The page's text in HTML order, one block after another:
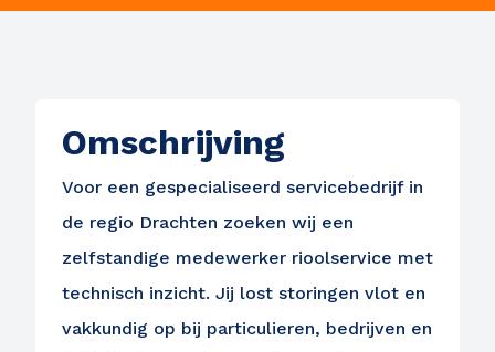
Omschrijving
Voor een gespecialiseerd servicebedrijf in
de regio Drachten zoeken wij een
zelfstandige medewerker rioolservice met
technisch inzicht. Jij lost storingen vlot en
vakkundig op bij particulieren, bedrijven en